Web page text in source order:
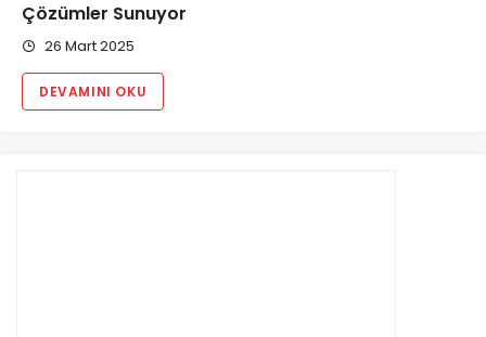
Çözümler Sunuyor
26 Mart 2025
DEVAMINI OKU